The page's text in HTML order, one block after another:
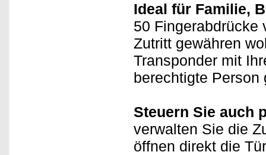
Ideal für Familie,
50 Fingerabdrücke
Zutritt gewähren
Transponder mit
berechtigte Person
Steuern Sie auch
verwalten Sie die
öffnen direkt die